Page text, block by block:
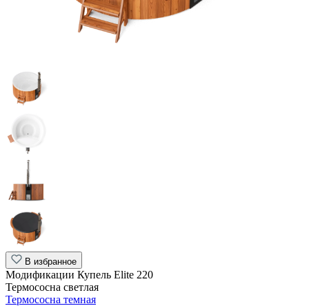
В избранное
Модификации Купель Elite 220
Термососна светлая
Термососна темная